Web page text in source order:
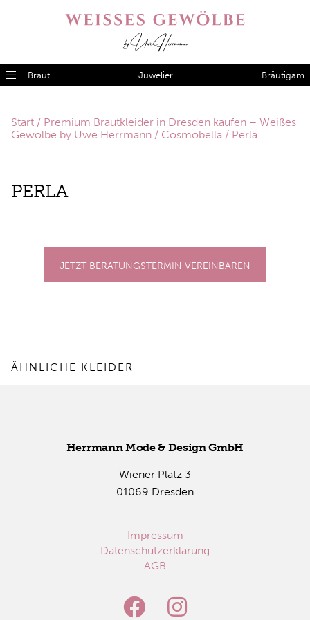
Braut Juwelier Bräutigam
Start / Premium Brautkleider in Dresden kaufen – Weißes
Gewölbe by Uwe Herrmann / Cosmobella / Perla
PER­LA
JETZT BERATUNGSTERMIN VEREINBAREN
ÄHNLICHE KLEIDER
Herr­mann Mode & De­sign GmbH
Wie­ner Platz 3
01069 Dres­den
Impressum
Datenschutzerklärung
AGB